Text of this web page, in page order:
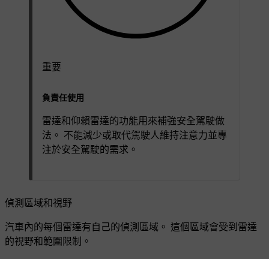
重要
負責任使用
雷達和仰賴雷達的功能用來補強安全駕駛做
法。 不能減少或取代駕駛人維持注意力並專
注於安全駕駛的需求。
偵測區域和視野
汽車內的每個雷達有自己的偵測區域。 這個區域會受到雷達
的視野和範圍限制。